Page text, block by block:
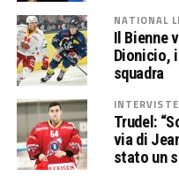
NATIONAL
Il Bienne
Dionicio,
squadra
INTERVISTE
Trudel:
via di
stato un